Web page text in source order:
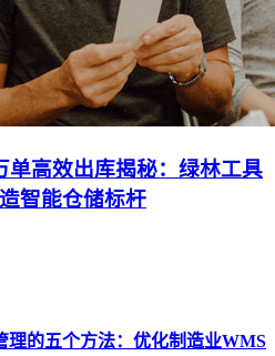
单高效出库揭秘：绿林工具
智能仓储标杆
理的五个方法：优化制造业WMS